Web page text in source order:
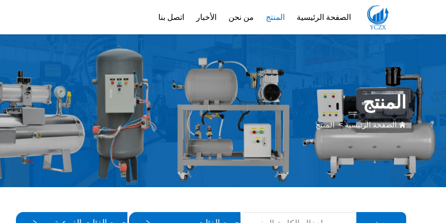
الصفحة الرئيسية المنتج من نحن
ملف الشركة
الأخبار اتصل بنا
المنتج
الصفحة الرئيسية>المنتج